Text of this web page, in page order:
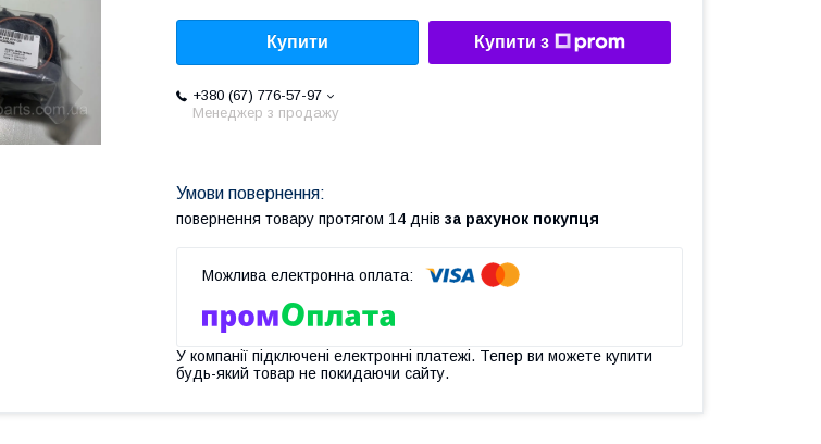
Купити Купити з
+380 (67) 776-57-97
Менеджер з продажу
повернення товару протягом 14 днів за рахунок покупця
У компанії підключені електронні платежі. Тепер ви можете купити
будь-який товар не покидаючи сайту.